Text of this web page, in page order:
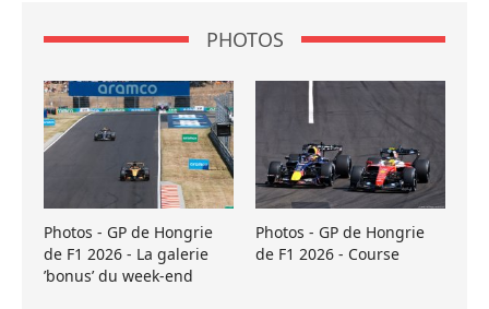
PHOTOS
Photos - GP de Hongrie
de F1 2026 - La galerie
’bonus’ du week-end
Photos - GP de Hongrie
de F1 2026 - Course